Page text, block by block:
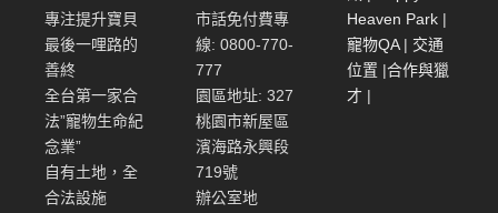
專注提升寶貝
最後一哩路的
善終
全台第一家合
法”寵物生命紀
念業”
自有土地，全
合法設施
市話免付費專
線: 0800-770-
777
園區地址: 327
桃園市新屋區
濱海路永興段
719號
辦公室地
Heaven Park|
寵物QA| 交通
位置 |合作與獵
才|